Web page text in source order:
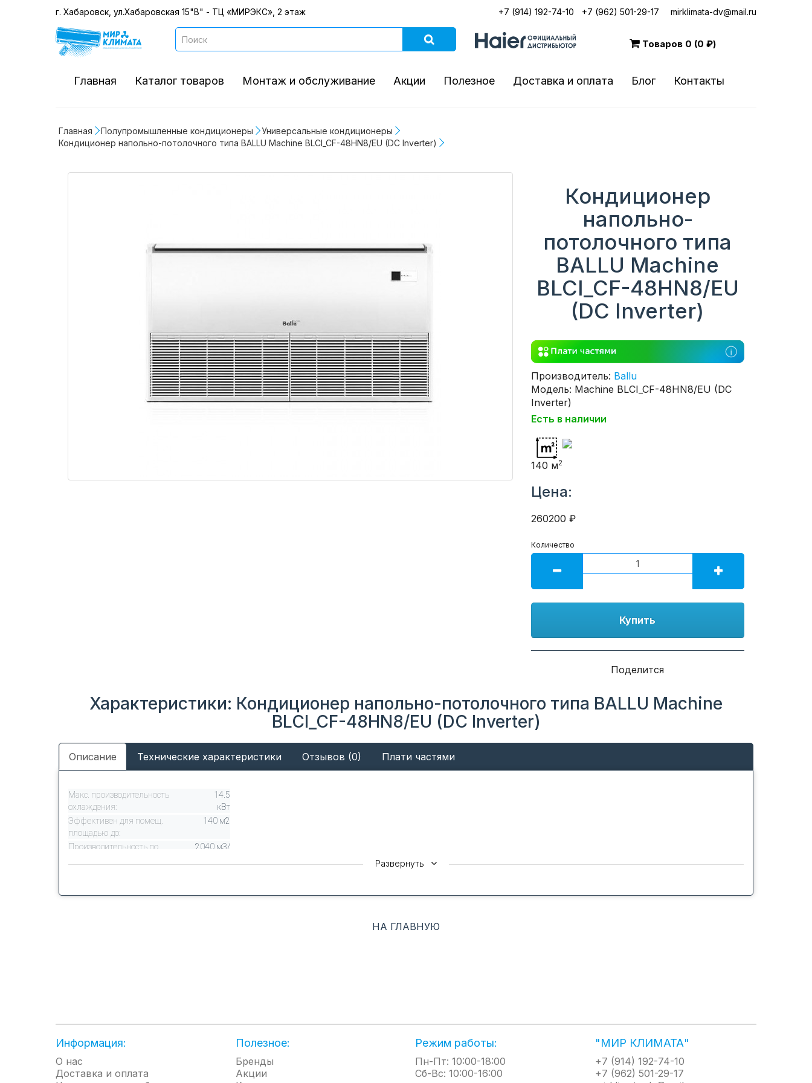
г. Хабаровск, ул.Хабаровская 15"В" - ТЦ «МИРЭКС», 2 этаж +7 (914) 192-74-10 +7 (962) 501-29-17 mirklimata-dv@mail.ru
Товаров 0 (0 ₽)
Главная Каталог товаров Монтаж и обслуживание Акции Полезное Доставка и оплата Блог Контакты
Главная Полупромышленные кондиционеры
Универсальные кондиционеры
Кондиционер напольно-потолочного типа BALLU Machine BLCI_CF-48HN8/EU (DC Inverter)
Кондиционер
напольно-
потолочного типа
BALLU Machine
BLCI_CF-48HN8/EU
(DC Inverter)
Производитель: Ballu
Модель: Machine BLCI_CF-48HN8/EU (DC
Inverter)
Есть в наличии
140 м2
Цена:
260200 ₽
Количество
Купить
Поделится
Характеристики: Кондиционер напольно-потолочного типа BALLU Machine
BLCI_CF-48HN8/EU (DC Inverter)
Описание Технические характеристики Отзывов (0) Плати частями
Макс. производительность
охлаждения:
14.5
кВт
Эффективен для помещ.
площадью до:
140 м2
Производительность по
2040 м3/
Развернуть
НА ГЛАВНУЮ
Информация:
О нас
Доставка и оплата
Полезное:
Бренды
Акции
Режим работы:
Пн-Пт: 10:00-18:00
Сб-Вс: 10:00-16:00
"МИР КЛИМАТА"
+7 (914) 192-74-10
+7 (962) 501-29-17